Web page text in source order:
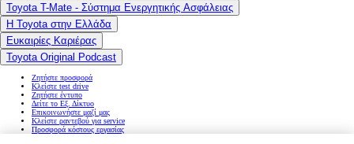
Toyota T-Mate - Σύστημα Ενεργητικής Ασφάλειας
Η Toyota στην Ελλάδα
Ευκαιρίες Καριέρας
Toyota Original Podcast
Ζητήστε προσφορά
Κλείστε test drive
Ζητήστε έντυπο
Δείτε το Εξ. Δίκτυο
Επικοινωνήστε μαζί μας
Κλείστε ραντεβού για service
Προσφορά κόστους εργασίας